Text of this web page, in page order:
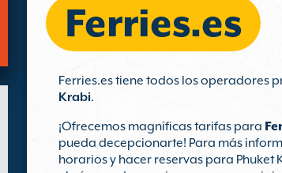
Ferries.es
Ferries.es tiene todos los operadores
Krabi.
¡Ofrecemos magníficas tarifas para
pueda decepcionarte! Para más
horarios y hacer reservas para